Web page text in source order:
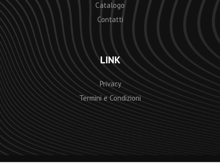
Catalogo
Contatti
LINK
Privacy
Termini e Condizioni